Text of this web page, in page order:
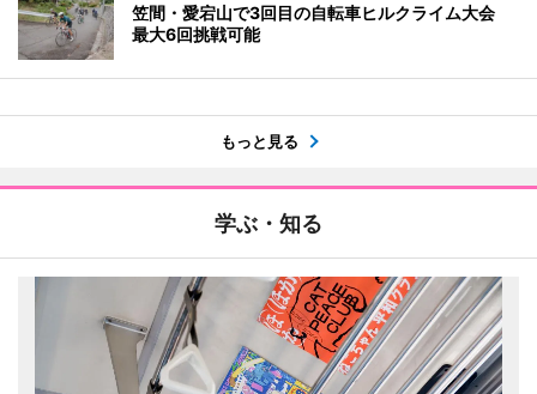
笠間・愛宕山で3回目の自転車ヒルクライム大会
最大6回挑戦可能
もっと見る
学ぶ・知る